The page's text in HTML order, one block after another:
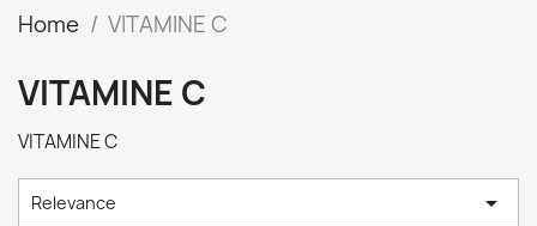
Home VITAMINE C
VITAMINE C
VITAMINE C
Relevance 